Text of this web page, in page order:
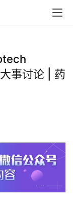
事讨论 | 药